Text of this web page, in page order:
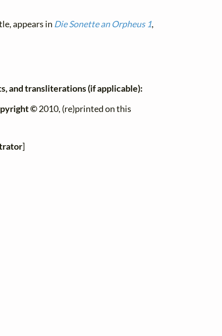
appears in Die Sonette an Orpheus 1,
and transliterations (if applicable):
©2010, (re)printed on this
]